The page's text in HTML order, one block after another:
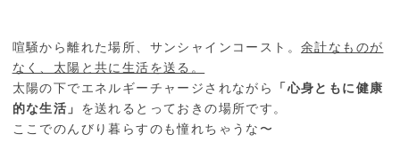
喧騒から離れた場所、サンシャインコースト。 余計なものが
なく、太陽と共に生活を送る。
太陽の下でエネルギーチャージされながら 「心身ともに健康
的な生活」 を送れるとっておきの場所です。
ここでのんびり暮らすのも憧れちゃうな〜